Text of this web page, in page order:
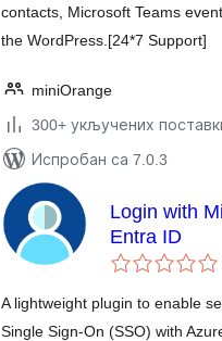
contacts, Microsoft Teams
the WordPress.[24*7 Support]
miniOrange
300+ укључених
Испробан са 7.0.3
Login with
Entra ID
A lightweight plugin to enable
Single Sign-On (SSO) with